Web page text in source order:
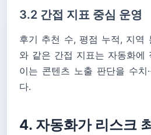
3.2 간접 지표 중심 운영
후기 추천 수, 평점 누적, 지역
와 같은 간접 지표는 자동화에
이는 콘텐츠 노출 판단을 수치
다.
4. 자동화가 리스크